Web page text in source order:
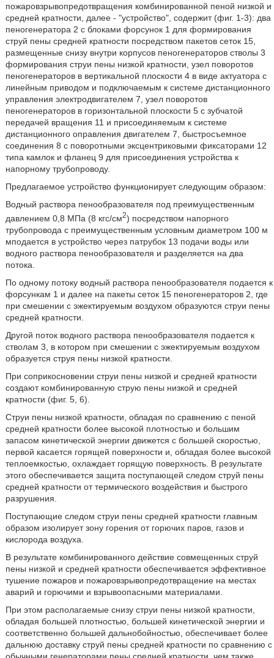
пожаровзрывопредотвращения комбинированной пеной низкой и
средней кратности, далее - "устройство", содержит (фиг. 1-3): два
пеногенератора 2 с блоками форсунок 1 для формирования
струй пены средней кратности посредством пакетов сеток 15,
размещенные снизу внутри корпусов пеногенераторов стволы 3
формирования струи пены низкой кратности, узел поворотов
пеногенераторов в вертикальной плоскости 4 в виде актуатора с
линейным приводом и подключаемым к системе дистанционного
управления электродвигателем 7, узел поворотов
пеногенераторов в горизонтальной плоскости 5 с зубчатой
передачей вращения 11 и присоединяемым к системе
дистанционного оправления двигателем 7, быстросъемное
соединения 8 с поворотными эксцентриковыми фиксаторами 12
типа камлок и фланец 9 для присоединения устройства к
напорному трубопроводу.
Предлагаемое устройство функционирует следующим образом:
Водный раствора пенообразователя под преимущественным
давлением 0,8 МПа (8 кгс/см2) посредством напорного
трубопровода с преимущественным условным диаметром 100 м
мподается в устройство через патрубок 13 подачи воды или
водного раствора пенообразователя и разделяется на два
потока.
По одному потоку водный раствора пенообразователя подается к
форсункам 1 и далее на пакеты сеток 15 пеногенераторов 2, где
при смешении с эжектируемым воздухом образуются струи пены
средней кратности.
Другой поток водного раствора пенообразователя подается к
стволам 3, в котором при смешении с эжектируемым воздухом
образуется струя пены низкой кратности.
При соприкосновении струи пены низкой и средней кратности
создают комбинированную струю пены низкой и средней
кратности (фиг. 5, 6).
Струи пены низкой кратности, обладая по сравнению с пеной
средней кратности более высокой плотностью и большим
запасом кинетической энергии движется с большей скоростью,
первой касается горящей поверхности и, обладая более высокой
теплоемкостью, охлаждает горящую поверхность. В результате
этого обеспечивается защита поступающей следом струй пены
средней кратности от термического воздействия и быстрого
разрушения.
Поступающие следом струи пены средней кратности главным
образом изолирует зону горения от горючих паров, газов и
кислорода воздуха.
В результате комбинированного действие совмещенных струй
пены низкой и средней кратности обеспечивается эффективное
тушение пожаров и пожаровзрывопредотвращение на местах
аварий и горючими и взрывоопасными материалами.
При этом располагаемые снизу струи пены низкой кратности,
обладая большей плотностью, большей кинетической энергии и
соответственно большей дальнобойностью, обеспечивает более
дальнюю доставку струй пены средней кратности по сравнению с
обычными генераторами пены средней кратности, чем также